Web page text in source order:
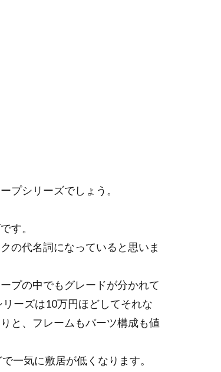
プシリーズでしょう。
す。
の代名詞になっていると思いま
プの中でもグレードが分かれて
ーズは10万円ほどしてそれな
と、フレームもパーツ構成も値
一気に敷居が低くなります。